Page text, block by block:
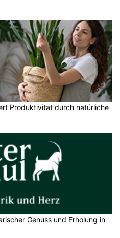
Produktivität durch natürliche
Genuss und Erholung in